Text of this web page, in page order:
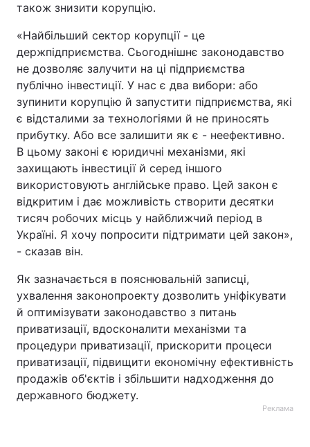
також знизити корупцію.
«Найбільший сектор корупції - це
держпідприємства. Сьогоднішнє законодавство
не дозволяє залучити на ці підприємства
публічно інвестиції. У нас є два вибори: або
зупинити корупцію й запустити підприємства, які
є відсталими за технологіями й не приносять
прибутку. Або все залишити як є - неефективно.
В цьому законі є юридичні механізми, які
захищають інвестиції й серед іншого
використовують англійське право. Цей закон є
відкритим і дає можливість створити десятки
тисяч робочих місць у найближчий період в
Україні. Я хочу попросити підтримати цей закон»,
- сказав він.
Як зазначається в пояснювальній записці,
ухвалення законопроекту дозволить уніфікувати
й оптимізувати законодавство з питань
приватизації, вдосконалити механізми та
процедури приватизації, прискорити процеси
приватизації, підвищити економічну ефективність
продажів об'єктів і збільшити надходження до
державного бюджету.
Реклама